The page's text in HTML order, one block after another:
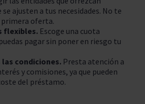
ajusten a tus necesidades. No te
primera oferta.
flexibles. Escoge una cuota
pagar sin poner en riesgo tu
condiciones. Presta atención a
y comisiones, ya que pueden
del préstamo.